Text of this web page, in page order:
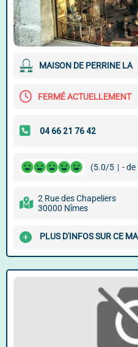
MAISON DE PERRINE LA
FERMÉ ACTUELLEMENT
(5.0/5 | - de
2 Rue des Chapeliers
30000 Nîmes
PLUS D'INFOS SUR CE